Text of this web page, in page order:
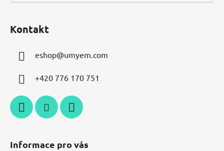
Kontakt
eshop@umyem.com
+420 776 170 751
Informace pro vás